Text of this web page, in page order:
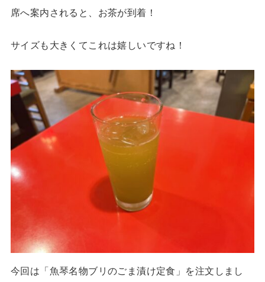
席へ案内されると、お茶が到着！
サイズも大きくてこれは嬉しいですね！
今回は「魚琴名物ブリのごま漬け定食」を注文しまし